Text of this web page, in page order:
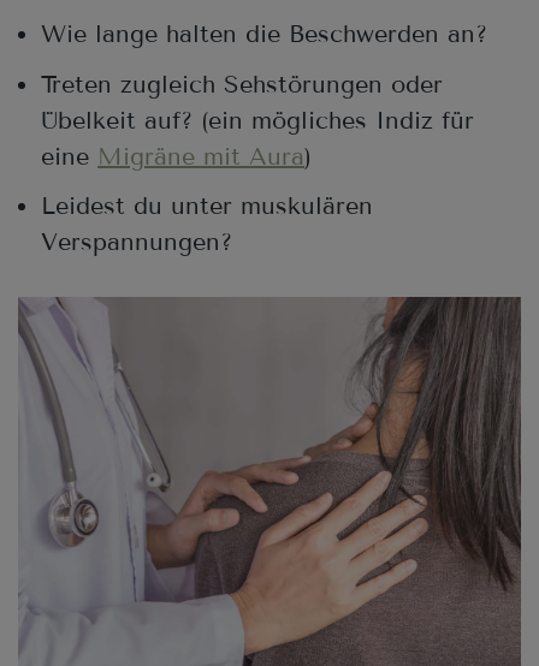
Wie lange halten die Beschwerden an?
Treten zugleich Sehstörungen oder
Übelkeit auf? (ein mögliches Indiz für
eine Migräne mit Aura)
Leidest du unter muskulären
Verspannungen?